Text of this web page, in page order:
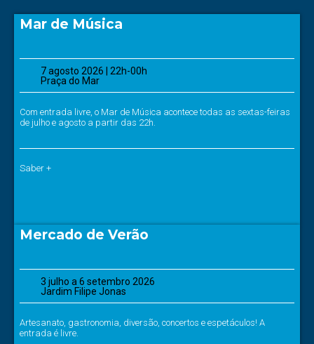
Mar de Música
7 agosto 2026 | 22h-00h
Praça do Mar
Com entrada livre, o Mar de Música acontece todas as sextas-feiras
de julho e agosto a partir das 22h.
Saber +
Mercado de Verão
3 julho a 6 setembro 2026
Jardim Filipe Jonas
Artesanato, gastronomia, diversão, concertos e espetáculos! A
entrada é livre.